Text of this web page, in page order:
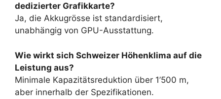
dedizierter Grafikkarte?
Ja, die Akkugrösse ist standardisiert,
unabhängig von GPU-Ausstattung.
Wie wirkt sich Schweizer Höhenklima auf die
Leistung aus?
Minimale Kapazitätsreduktion über 1’500 m,
aber innerhalb der Spezifikationen.